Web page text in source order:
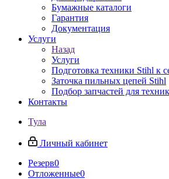
Бумажные каталоги
Гарантия
Документация
Услуги
Назад
Услуги
Подготовка техники Stihl к
Заточка пильных цепей Stihl
Подбор запчастей для
Контакты
Тула
Личный кабинет
Резерв0
Отложенные0